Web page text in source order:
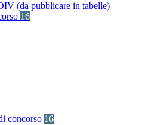
(da pubblicare in tabelle)
16
concorso 16